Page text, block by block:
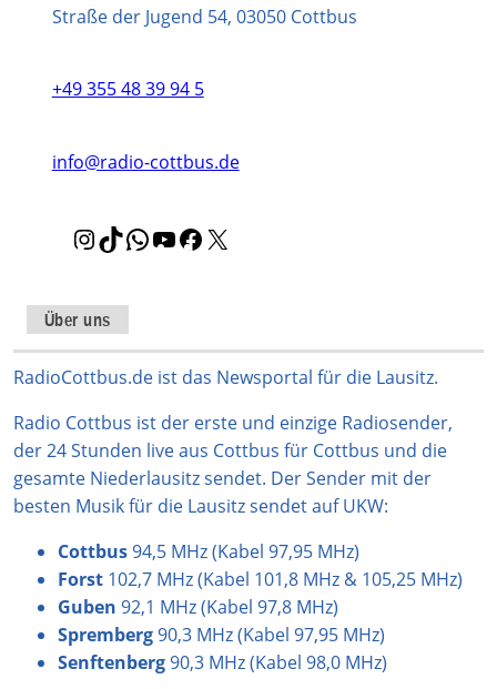
Straße der Jugend 54, 03050 Cottbus
+49 355 48 39 94 5
info@radio-cottbus.de
I
t
a
g
a
m
T
o
k
W
s
A
p
Y
u
b
F
b
o
k
Über uns
RadioCottbus.de ist das Newsportal für die Lausitz.
Radio Cottbus ist der erste und einzige Radiosender,
der 24 Stunden live aus Cottbus für Cottbus und die
gesamte Niederlausitz sendet. Der Sender mit der
besten Musik für die Lausitz sendet auf UKW:
Cottbus94,5 MHz (Kabel 97,95 MHz)
Forst 102,7 MHz (Kabel 101,8 MHz & 105,25 MHz)
Guben 92,1 MHz (Kabel 97,8 MHz)
Spremberg90,3 MHz (Kabel 97,95 MHz)
Senftenberg90,3 MHz (Kabel 98,0 MHz)